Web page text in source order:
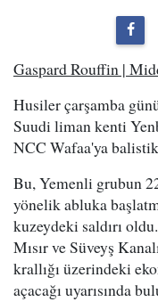
Gaspard Rouffin |
Husiler çarşamba
Suudi liman kenti
NCC Wafaa'ya
Bu, Yemenli grubun
yönelik abluka
kuzeydeki saldırı
Mısır ve Süveyş
krallığı üzerindeki
açacağı uyarısında